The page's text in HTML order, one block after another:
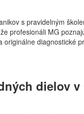
s pravidelným
profesionáli MG
originálne diagnostické
dielov v